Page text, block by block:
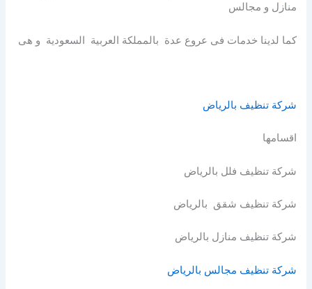
منازل و مجالس
كما لدينا خدمات فى عروع عدة بالمملكة العربية السعودية و هى
شركة تنظيف بالرياض
اقسامها
شركة تنظيف فلل بالرياض
شركة تنظيف شقق بالرياض
شركة تنظيف منازل بالرياض
شركة تنظيف مجالس بالرياض